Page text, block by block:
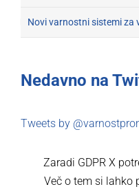
Novi varnostni sistemi za
Nedavno na
Tweets by
Zaradi GDPR X
Več o tem si lahko